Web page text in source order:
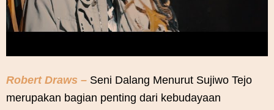
Robert Draws – Seni Dalang Menurut Sujiwo Tejo
merupakan bagian penting dari kebudayaan